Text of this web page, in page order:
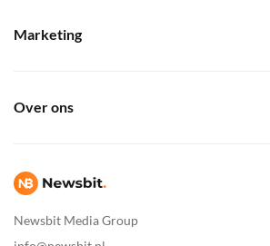
Newsbit Media Group
Marketing
Over ons